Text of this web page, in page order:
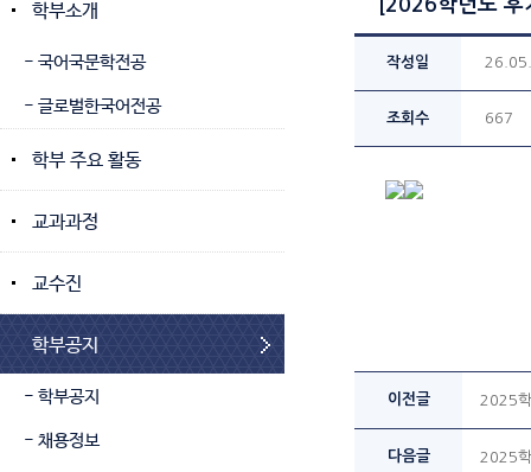
학부소개
- 국어국문학전공
- 글로벌한국어전공
학부 주요 활동
교과과정
교수진
학부공지
- 학부공지
- 채용정보
[2026학년도 후
작성일
조회수 667
이전글 2025
다음글 2025